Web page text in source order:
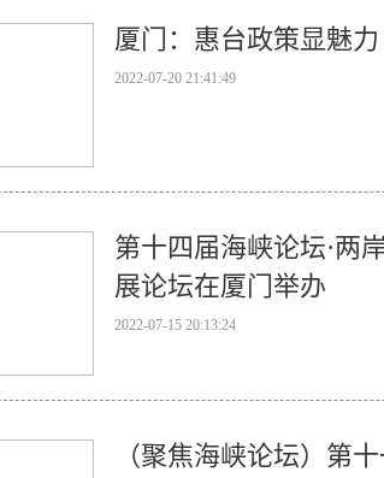
厦门：惠台政策显魅
2022-07-20 21:41:49
第十四届海峡论坛·两
展论坛在厦门举办
2022-07-15 20:13:24
（聚焦海峡论坛）第